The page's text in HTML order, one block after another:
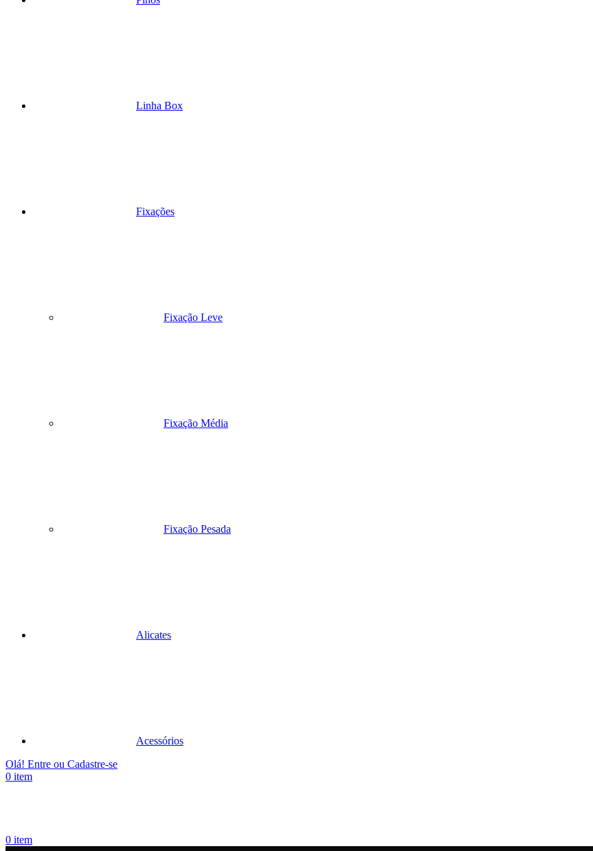
Linha Box
Fixações
Fixação Leve
Fixação Média
Fixação Pesada
Alicates
Acessórios
Olá! Entre ou Cadastre-se
0 item
0 item